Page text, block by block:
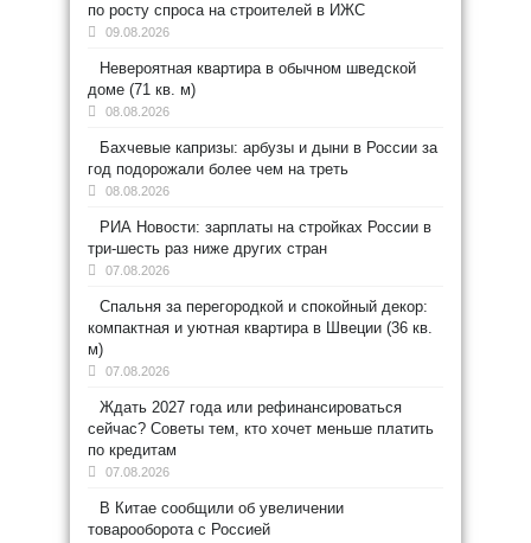
по росту спроса на строителей в ИЖС
09.08.2026
Невероятная квартира в обычном шведской
доме (71 кв. м)
08.08.2026
Бахчевые капризы: арбузы и дыни в России за
год подорожали более чем на треть
08.08.2026
РИА Новости: зарплаты на стройках России в
три-шесть раз ниже других стран
07.08.2026
Спальня за перегородкой и спокойный декор:
компактная и уютная квартира в Швеции (36 кв.
м)
07.08.2026
Ждать 2027 года или рефинансироваться
сейчас? Советы тем, кто хочет меньше платить
по кредитам
07.08.2026
В Китае сообщили об увеличении
товарооборота с Россией